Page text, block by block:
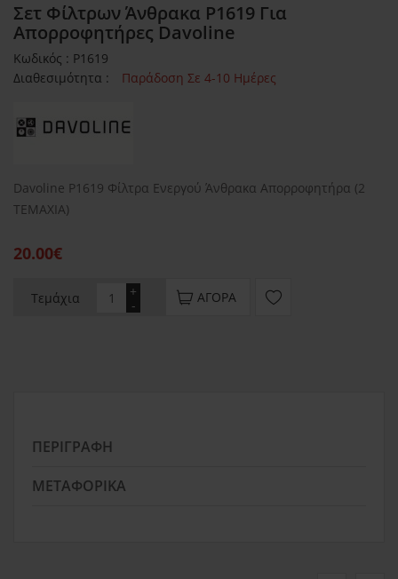
Σετ Φίλτρων Άνθρακα P1619 Για
Απορροφητήρες Davoline
Κωδικός : P1619
Διαθεσιμότητα :
Παράδοση Σε 4-10 Ημέρες
Davoline P1619 Φίλτρα Ενεργού Άνθρακα Απορροφητήρα (2
ΤΕΜΑΧΙΑ)
20.00€
Τεμάχια -
+ ΑΓΟΡΆ
ΠΕΡΙΓΡΑΦΉ
ΜΕΤΑΦΟΡΙΚΆ